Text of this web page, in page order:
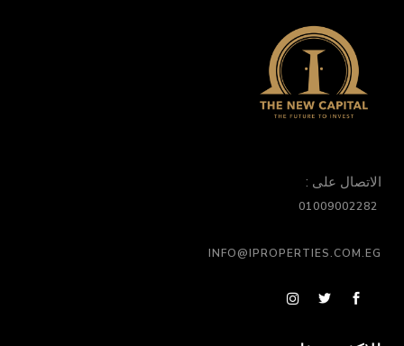
الاتصال على :
INFO@IPROPERTIES.COM.EG